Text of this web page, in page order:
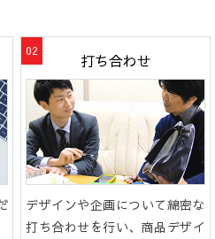
打ち合わせ
デザインや企画について綿密な
打ち合わせを行い、商品デザイ